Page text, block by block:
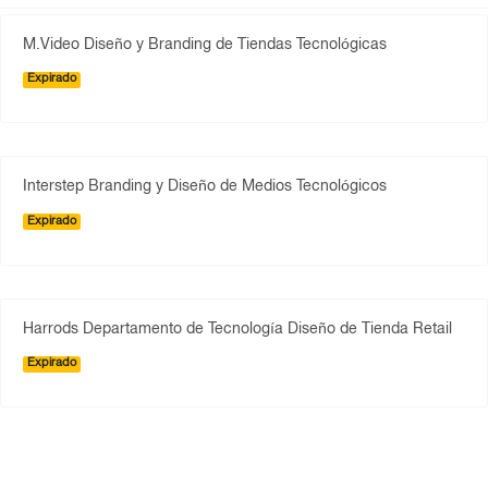
M.Video Diseño y Branding de Tiendas Tecnológicas
Expirado
Interstep Branding y Diseño de Medios Tecnológicos
Expirado
Harrods Departamento de Tecnología Diseño de Tienda Retail
Expirado